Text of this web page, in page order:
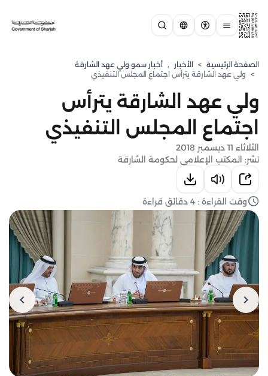
الصفحة الرئيسية > الأخبار , ⁠أخبار سمو ولي عهد الشارقة
> ولي عهد الشارقة يترأس اجتماع المجلس التنفيذي
ولي عهد الشارقة يترأس
اجتماع المجلس التنفيذي
الثلاثاء 11 ديسمبر 2018
نشر: المكتب الإعلامي لحكومة الشارقة
وقت القراءة : 4 دقائق قراءة